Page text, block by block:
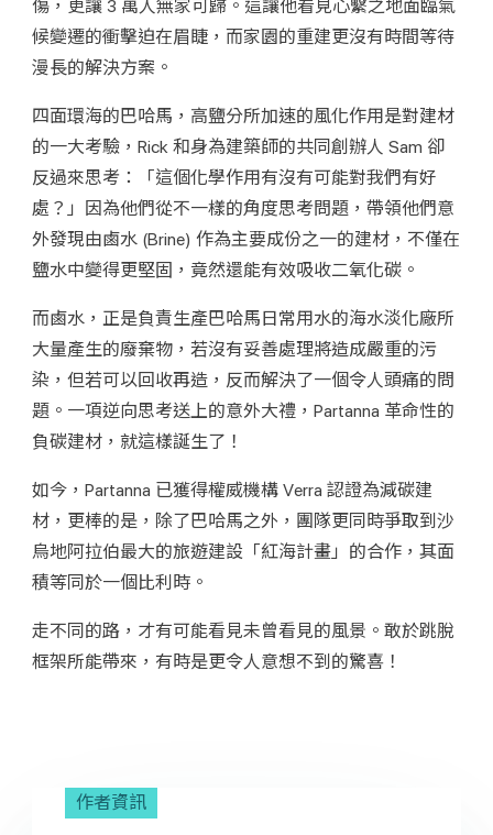
傷，更讓 3 萬人無家可歸。這讓他看見心繫之地面臨氣
候變遷的衝擊迫在眉睫，而家園的重建更沒有時間等待
漫長的解決方案。
四面環海的巴哈馬，高鹽分所加速的風化作用是對建材
的一大考驗，Rick 和身為建築師的共同創辦人 Sam 卻
反過來思考：「這個化學作用有沒有可能對我們有好
處？」因為他們從不一樣的角度思考問題，帶領他們意
外發現由鹵水 (Brine) 作為主要成份之一的建材，不僅在
鹽水中變得更堅固，竟然還能有效吸收二氧化碳。
而鹵水，正是負責生產巴哈馬日常用水的海水淡化廠所
大量產生的廢棄物，若沒有妥善處理將造成嚴重的污
染，但若可以回收再造，反而解決了一個令人頭痛的問
題。一項逆向思考送上的意外大禮，Partanna 革命性的
負碳建材，就這樣誕生了！
如今，Partanna 已獲得權威機構 Verra 認證為減碳建
材，更棒的是，除了巴哈馬之外，團隊更同時爭取到沙
烏地阿拉伯最大的旅遊建設「紅海計畫」的合作，其面
積等同於一個比利時。
走不同的路，才有可能看見未曾看見的風景。敢於跳脫
框架所能帶來，有時是更令人意想不到的驚喜！
作者資訊